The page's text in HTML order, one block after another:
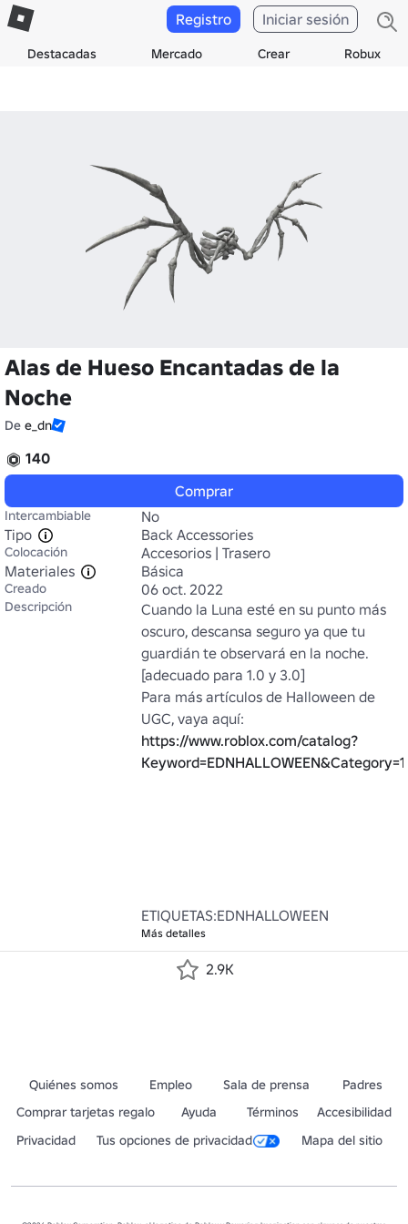
Destacadas Mercado Crear Robux
Registro Iniciar sesión
Alas de Hueso Encantadas de la
Noche
De e_dn
140
Comprar
Intercambiable
No
Tipo
Back Accessories
Colocación
Accesorios | Trasero
Materiales
Básica
Creado 06 oct. 2022
Descripción
Cuando la Luna esté en su punto más
oscuro, descansa seguro ya que tu
guardián te observará en la noche.
[adecuado para 1.0 y 3.0]
Para más artículos de Halloween de
https://www.roblox.com/catalog?
ETIQUETAS:EDNHALLOWEEN
Más detalles
2.9K
Quiénes somos Empleo Sala de prensa
Padres
Comprar tarjetas regalo
Ayuda Términos
Accesibilidad
Privacidad
Tus opciones de privacidad Mapa del sitio